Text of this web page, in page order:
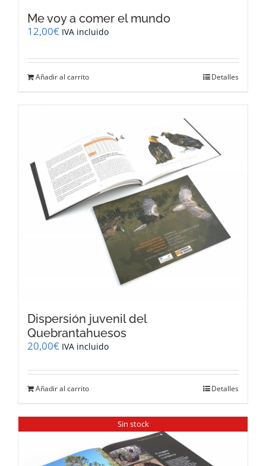
Me voy a comer el mundo
12,00€ IVA incluido
Añadir al carrito Detalles
Dispersión juvenil del
Quebrantahuesos
20,00€ IVA incluido
Añadir al carrito Detalles
Sin stock